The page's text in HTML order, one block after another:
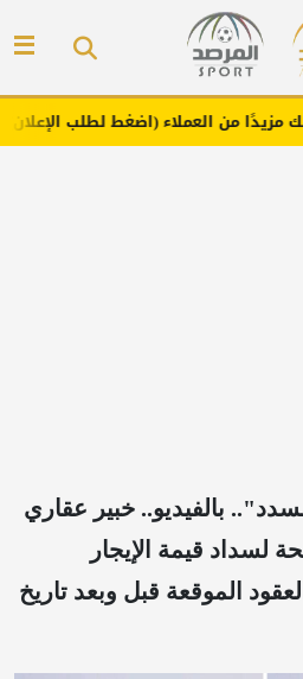
لطلب الإعلان)
بالفيديو.. خبير عقاري
لسداد قيمة الإيجار
الموقعة قبل وبعد تاريخ